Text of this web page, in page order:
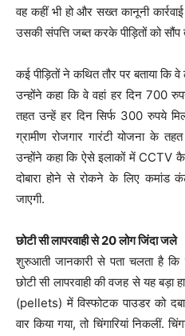
वह कहीं भी हो और सख्त कानूनी
उसकी संपत्ति जब्त करके पीड़ितों को सौंप
कई पीड़ितों ने कथित तौर पर बताया
उन्होंने कहा कि वे वहां हर दिन 700
तहत उन्हें हर दिन सिर्फ 300 रुपये
ग्रामीण रोजगार गारंटी योजना के
उन्होंने कहा कि ऐसे इलाकों में CCTV
दोबारा होने से रोकने के लिए
जाएगी.
छोटी सी लापरवाही से 20 लोग जिंदा जले
शुरुआती जानकारी से पता चलता है
छोटी सी लापरवाही की वजह से यह बड़ा
(pellets) में विस्फोटक पाउडर को
वार किया गया, तो चिंगारियां निकलीं.